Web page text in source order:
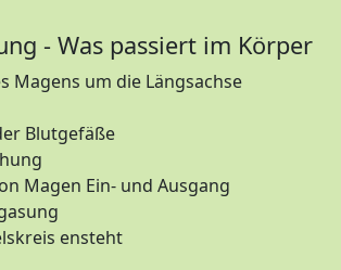
- Was passiert im Körper
Magens um die Längsachse
Blutgefäße
Magen Ein- und Ausgang
ensteht